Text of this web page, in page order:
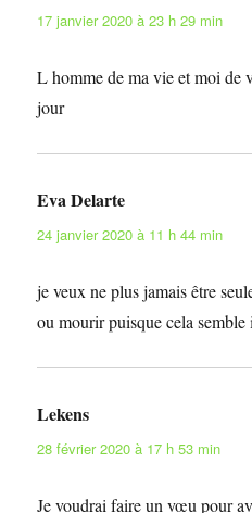
17 janvier 2020 à 23 h 29 min
L homme de ma vie et moi de
jour
Eva Delarte
24 janvier 2020 à 11 h 44 min
je veux ne plus jamais être
ou mourir puisque cela semble
Lekens
28 février 2020 à 17 h 53 min
Je voudrai faire un vœu pour